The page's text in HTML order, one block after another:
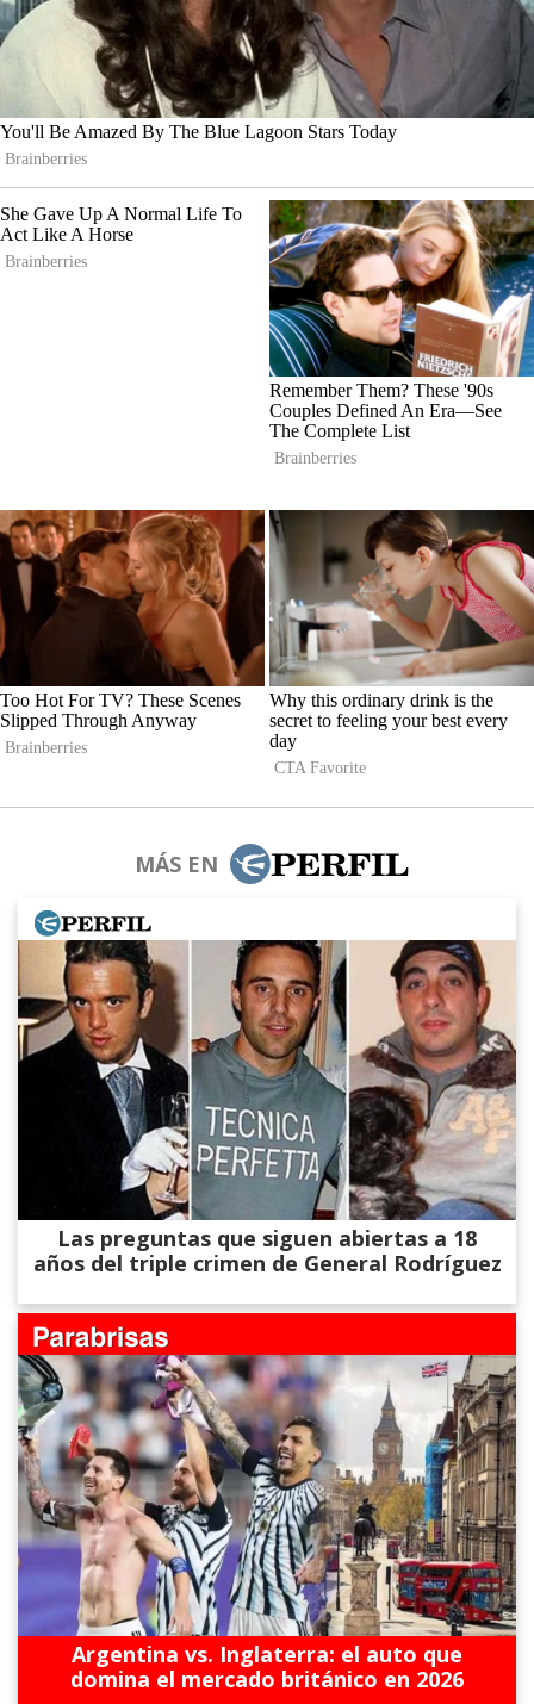
MÁS EN
Las preguntas que siguen abiertas a 18
años del triple crimen de General Rodríguez
Argentina vs. Inglaterra: el auto que
domina el mercado británico en 2026